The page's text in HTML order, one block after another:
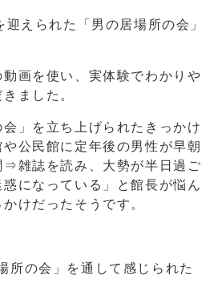
えられた「男の居場所の会」
。
画を使い、実体験でわかりや
だきました。
」を立ち上げられたきっかけ
公民館に定年後の男性が早朝
⇒雑誌を読み、大勢が半日過ご
になっている」と館長が悩ん
かけだったそうです。
」を通して感じられた